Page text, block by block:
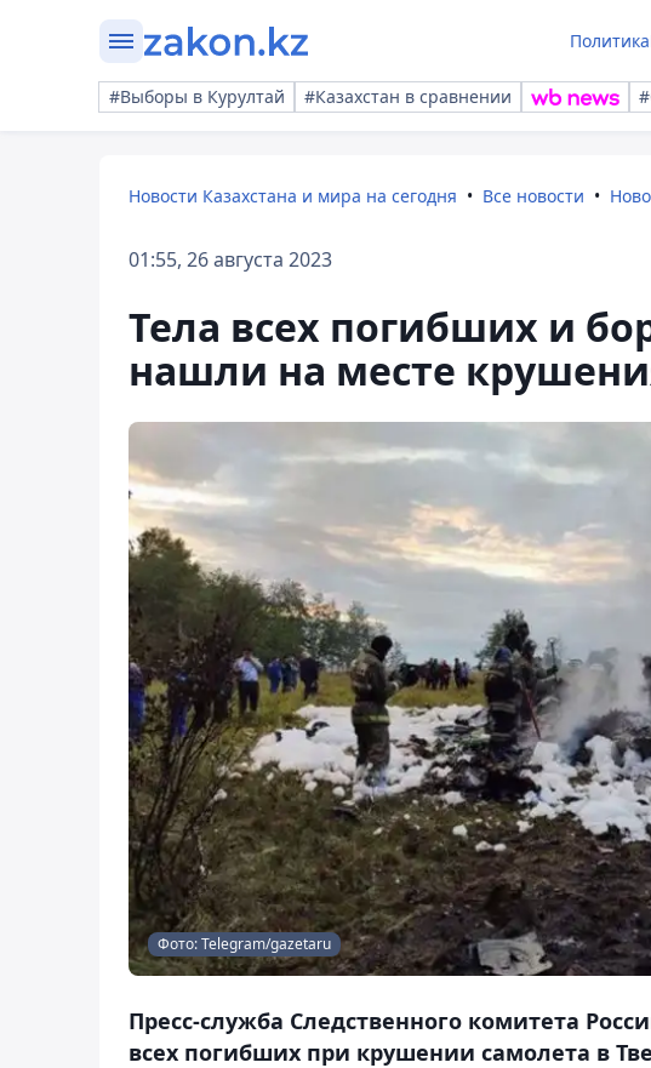
Политика
#Выборы в Курултай #Казахстан в сравнении
Новости Казахстана и мира на сегодня Все новости
01:55, 26 августа 2023
Тела всех погибших и
нашли на месте
Фото: Telegram/gazetaru
Пресс-служба Следственного комитета
всех погибших при крушении самолета в